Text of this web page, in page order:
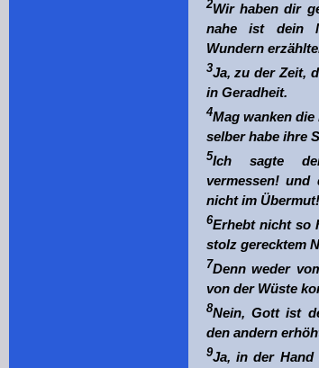
2Wir haben dir
nahe ist dein
Wundern
3Ja, zu der Zeit,
in Geradheit.
4Mag wanken
selber habe ihre
5Ich sagte
vermessen! und
nicht im Übermut!
6Erhebt nicht so
stolz gerecktem
7Denn weder
von der Wüste
8Nein, Gott ist
den andern
9Ja, in der Hand